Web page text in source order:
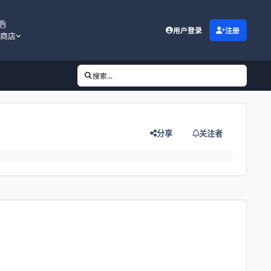
商店
用户登录 注册
搜索...
分享 关注者